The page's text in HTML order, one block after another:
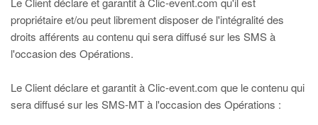
propriétaire et/ou peut librement disposer de l'intégralité des
droits afférents au contenu qui sera diffusé sur les SMS à
l'occasion des Opérations.
Le Client déclare et garantit à Clic-event.com que le contenu qui
sera diffusé sur les SMS-MT à l'occasion des Opérations :